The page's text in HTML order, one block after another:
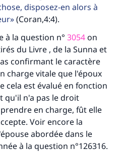
disposez-en alors à
(Coran,4:4).
à la question n° 3054on
du Livre , de la Sunna et
confirmant le caractère
charge vitale que l'époux
cela est évalué en fonction
qu'il n'a pas le droit
en charge, fût elle
Voir encore la
abordée dans le
à la question n°126316.